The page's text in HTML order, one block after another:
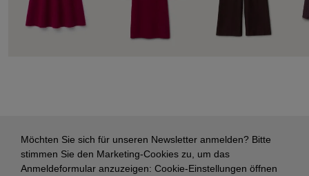
Möchten Sie sich für unseren Newsletter anmelden? Bitte
stimmen Sie den Marketing-Cookies zu, um das
Anmeldeformular anzuzeigen: Cookie-Einstellungen öffnen